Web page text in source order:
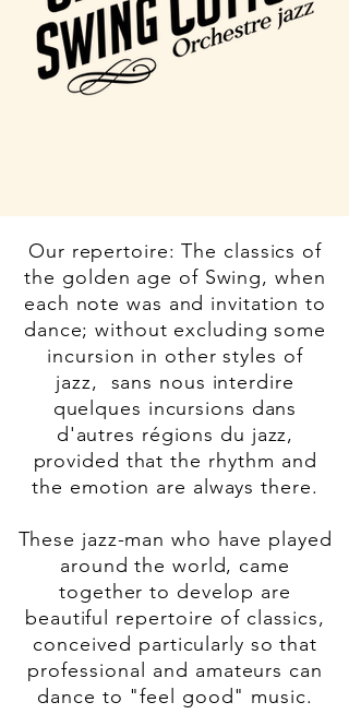
Our repertoire: The classics of
the golden age of Swing, when
each note was and invitation to
dance; without excluding some
incursion in other styles of
jazz, sans nous interdire
quelques incursions dans
d'autres régions du jazz,
provided that the rhythm and
the emotion are always there.
These jazz-man who have played
around the world, came
together to develop are
beautiful repertoire of classics,
conceived particularly so that
professional
and amateurs can
dance to "feel good" music.